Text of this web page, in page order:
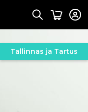
Tallinnas ja Tartus